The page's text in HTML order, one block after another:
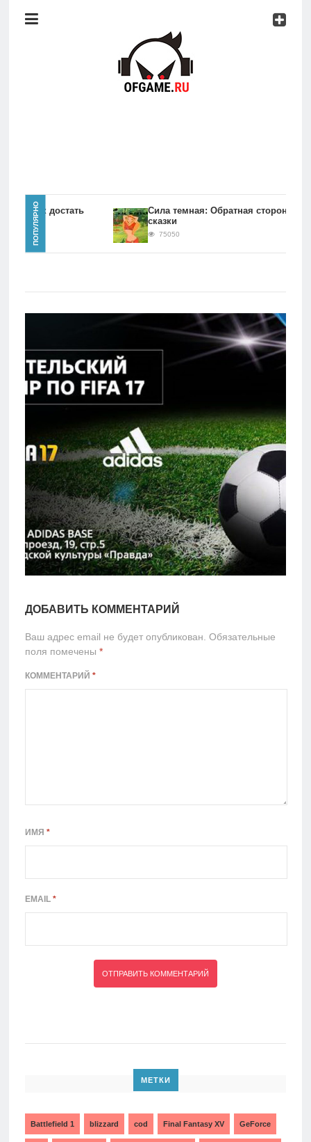
Консоли
Главная
Культовые
игры
ПОПУЛЯРНО
Как достать
Сила темная: Обратная сторона
сказки
75050
ДОБАВИТЬ КОММЕНТАРИЙ
Ваш адрес email не будет опубликован. Обязательные
поля помечены *
КОММЕНТАРИЙ *
ИМЯ *
EMAIL *
МЕТКИ
Battlefield 1 blizzard cod Final Fantasy XV GeForce